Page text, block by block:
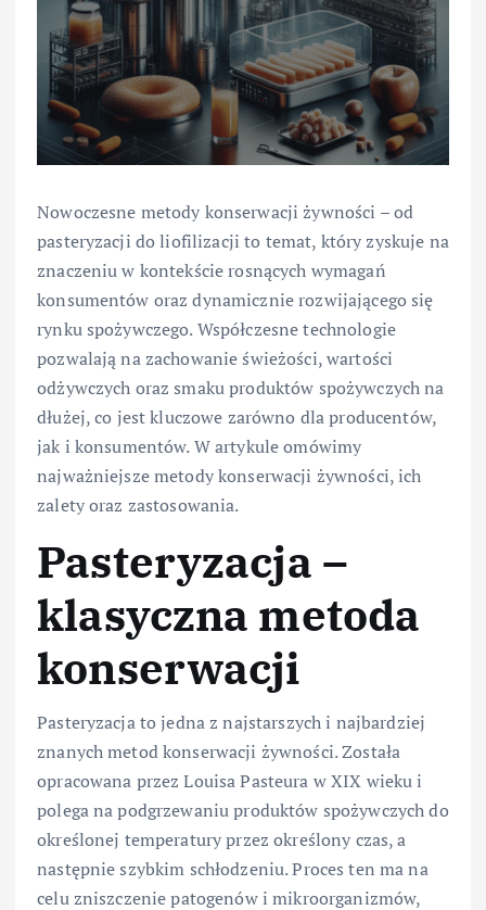
Nowoczesne metody konserwacji żywności – od
pasteryzacji do liofilizacji to temat, który zyskuje na
znaczeniu w kontekście rosnących wymagań
konsumentów oraz dynamicznie rozwijającego się
rynku spożywczego. Współczesne technologie
pozwalają na zachowanie świeżości, wartości
odżywczych oraz smaku produktów spożywczych na
dłużej, co jest kluczowe zarówno dla producentów,
jak i konsumentów. W artykule omówimy
najważniejsze metody konserwacji żywności, ich
zalety oraz zastosowania.
Pasteryzacja –
klasyczna metoda
konserwacji
Pasteryzacja to jedna z najstarszych i najbardziej
znanych metod konserwacji żywności. Została
opracowana przez Louisa Pasteura w XIX wieku i
polega na podgrzewaniu produktów spożywczych do
określonej temperatury przez określony czas, a
następnie szybkim schłodzeniu. Proces ten ma na
celu zniszczenie patogenów i mikroorganizmów,